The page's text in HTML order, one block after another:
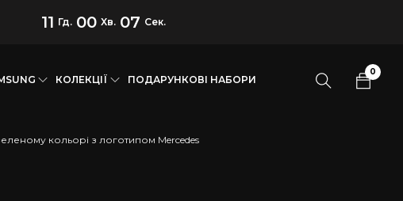
11 Гд. 00 Хв. 06 Сек.
КОЛЕКЦІЇ ПОДАРУНКОВІ НАБОРИ
0
кольорі з логотипом Mercedes